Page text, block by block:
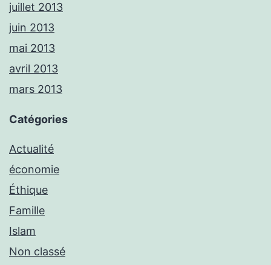
juillet 2013
juin 2013
mai 2013
avril 2013
mars 2013
Catégories
Actualité
économie
Éthique
Famille
Islam
Non classé